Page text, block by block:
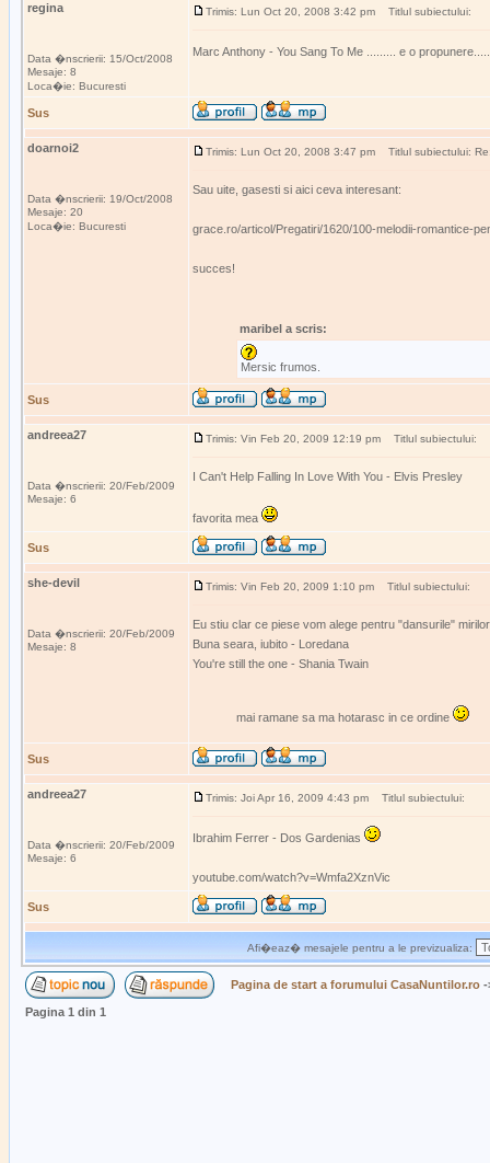
regina
Data �nscrierii: 15/Oct/2008
Mesaje: 8
Loca�ie: Bucuresti
Trimis: Lun Oct 20, 2008 3:42 pm Titlul subiectului:
Marc Anthony - You Sang To Me ......... e o
Sus
doarnoi2
Data �nscrierii: 19/Oct/2008
Mesaje: 20
Loca�ie: Bucuresti
Trimis: Lun Oct 20, 2008 3:47 pm Titlul subiectului:
Sau uite, gasesti si aici ceva interesant:
grace.ro/articol/Pregatiri/1620/100-melodii-romantice-
succes!
maribel a scris:
Mersic frumos.
Sus
andreea27
Data �nscrierii: 20/Feb/2009
Mesaje: 6
Trimis: Vin Feb 20, 2009 12:19 pm Titlul subiectului:
I Can't Help Falling In Love With You - Elvis Presley
favorita mea
Sus
she-devil
Data �nscrierii: 20/Feb/2009
Mesaje: 8
Trimis: Vin Feb 20, 2009 1:10 pm Titlul subiectului:
Eu stiu clar ce piese vom alege pentru "dansurile"
Buna seara, iubito - Loredana
You're still the one - Shania Twain
mai ramane sa ma hotarasc in ce ordine
Sus
andreea27
Data �nscrierii: 20/Feb/2009
Mesaje: 6
Trimis: Joi Apr 16, 2009 4:43 pm Titlul subiectului:
Ibrahim Ferrer - Dos Gardenias
youtube.com/watch?v=Wmfa2XznVic
Sus
Afi�eaz� mesajele pentru a le previzualiza:
Pagina de start a forumului CasaNuntilor.ro
Pagina 1 din 1